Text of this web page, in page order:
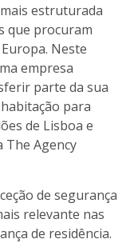
estruturada
que procuram
Neste
empresa
parte da sua
para
de Lisboa e
The Agency
de segurança
relevante nas
de residência.